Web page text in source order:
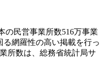
民営事業所数516万事業
る網羅性の高い掲載を行っ
所数は、総務省統計局サ